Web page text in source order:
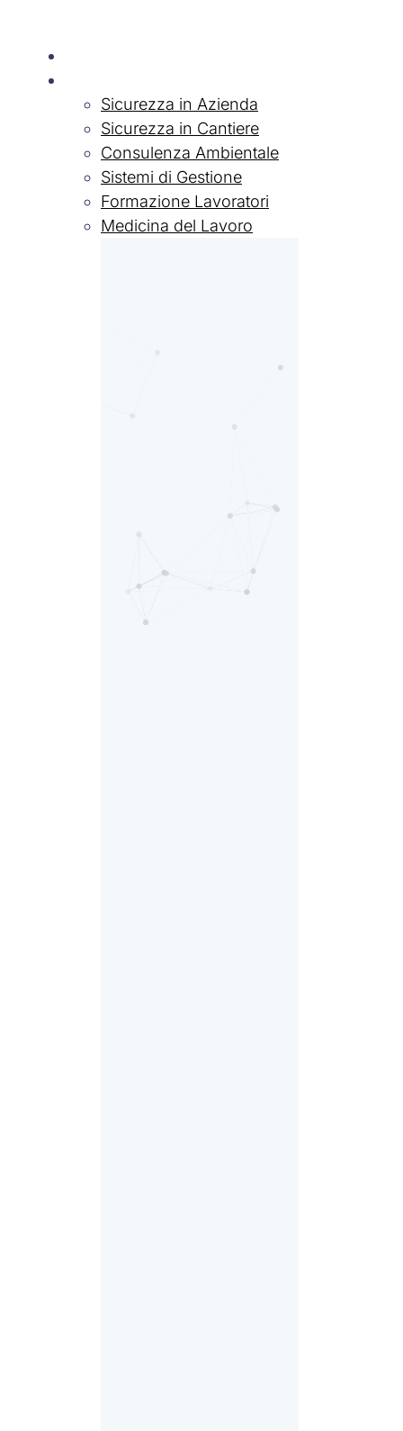
Sicurezza in Azienda
Sicurezza in Cantiere
Consulenza Ambientale
Sistemi di Gestione
Formazione Lavoratori
Medicina del Lavoro